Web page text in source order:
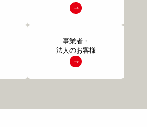
事業者・
法人のお客様